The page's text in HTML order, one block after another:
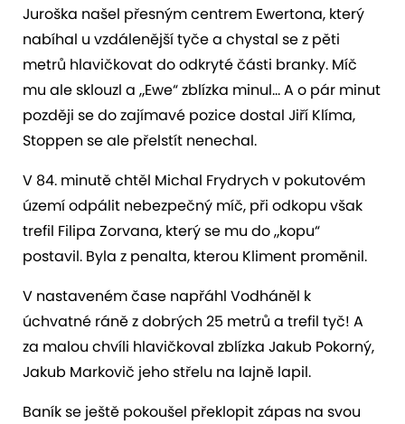
Juroška našel přesným centrem Ewertona, který
nabíhal u vzdálenější tyče a chystal se z pěti
metrů hlavičkovat do odkryté části branky. Míč
mu ale sklouzl a „Ewe“ zblízka minul… A o pár minut
později se do zajímavé pozice dostal Jiří Klíma,
Stoppen se ale přelstít nenechal.
V 84. minutě chtěl Michal Frydrych v pokutovém
území odpálit nebezpečný míč, při odkopu však
trefil Filipa Zorvana, který se mu do „kopu“
postavil. Byla z penalta, kterou Kliment proměnil.
V nastaveném čase napřáhl Vodháněl k
úchvatné ráně z dobrých 25 metrů a trefil tyč! A
za malou chvíli hlavičkoval zblízka Jakub Pokorný,
Jakub Markovič jeho střelu na lajně lapil.
Baník se ještě pokoušel překlopit zápas na svou